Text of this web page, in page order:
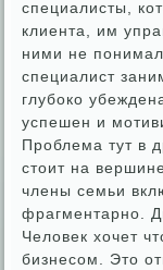
специалисты,
клиента, им
ними не
специалист
глубоко
успешен и
Проблема тут в
стоит на
члены семьи
фрагментарно.
Человек хочет
бизнесом. Это